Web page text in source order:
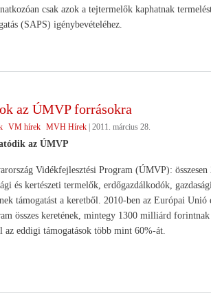
csak azok a tejtermelők kaphatnak
(SAPS) igénybevételéhez.
az ÚMVP forrásokra
VM hírek MVH Hírek | 2011. március 28.
az ÚMVP
Vidékfejlesztési Program (ÚMVP):
és kertészeti termelők, erdőgazdálkodók,
támogatást a keretből. 2010-ben az Európai
összes keretének, mintegy 1300 milliárd
az eddigi támogatások több mint 60%-át.